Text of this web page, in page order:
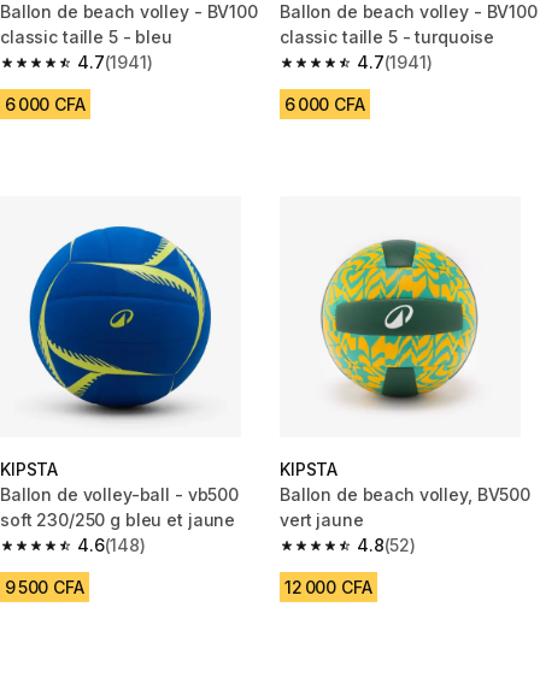
Ballon de beach volley - BV100
classic taille 5 - bleu
4.7
4.7 out of 5 stars from 1941 reviews
(1941)
6 000 CFA
Ballon de beach volley - BV100
classic taille 5 - turquoise
4.7
4.7 out of 5 stars from 1941
(1941)
6 000 CFA
KIPSTA
Ballon de volley-ball - vb500
soft 230/250 g bleu et jaune
4.6
4.6 out of 5 stars from 148 reviews
(148)
9 500 CFA
KIPSTA
Ballon de beach volley, BV500
vert jaune
4.8
4.8 out of 5 stars from 52
(52)
12 000 CFA